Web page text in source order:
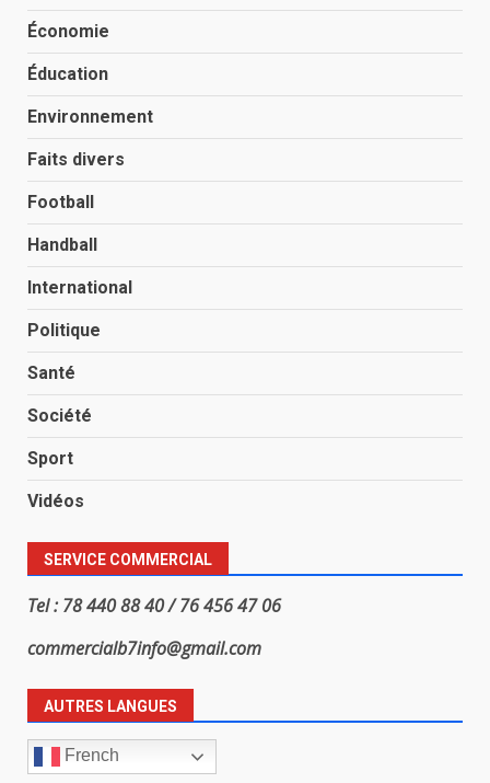
Économie
Éducation
Environnement
Faits divers
Football
Handball
International
Politique
Santé
Société
Sport
Vidéos
SERVICE COMMERCIAL
Tel : 78 440 88 40 / 76 456 47 06
commercialb7info@gmail.com
AUTRES LANGUES
French